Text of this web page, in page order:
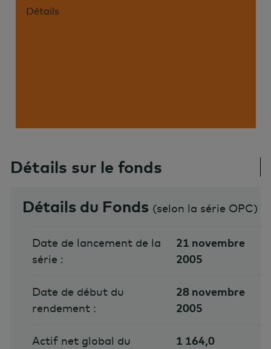
Détails
Détails sur le fonds
Détails du Fonds (selon la série OPC)
Date de lancement de la
série :
21 novembre
2005
Date de début du
rendement :
28 novembre
2005
Actif net global du
1 164,0